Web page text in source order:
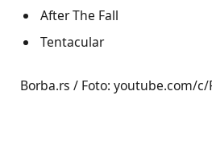
After The Fall
Tentacular
Borba.rs / Foto: youtube.com/c/